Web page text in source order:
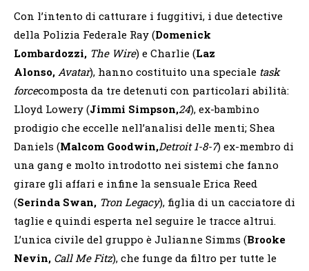
Con l’intento di catturare i fuggitivi, i due detective
della Polizia Federale Ray (Domenick
Lombardozzi, The Wire) e Charlie (Laz
Alonso, Avatar), hanno costituito una speciale task
forcecomposta da tre detenuti con particolari abilità:
Lloyd Lowery (Jimmi Simpson,24), ex-bambino
prodigio che eccelle nell’analisi delle menti; Shea
Daniels (Malcom Goodwin,Detroit 1-8-7) ex-membro di
una gang e molto introdotto nei sistemi che fanno
girare gli affari e infine la sensuale Erica Reed
(Serinda Swan, Tron Legacy), figlia di un cacciatore di
taglie e quindi esperta nel seguire le tracce altrui.
L’unica civile del gruppo è Julianne Simms (Brooke
Nevin, Call Me Fitz), che funge da filtro per tutte le